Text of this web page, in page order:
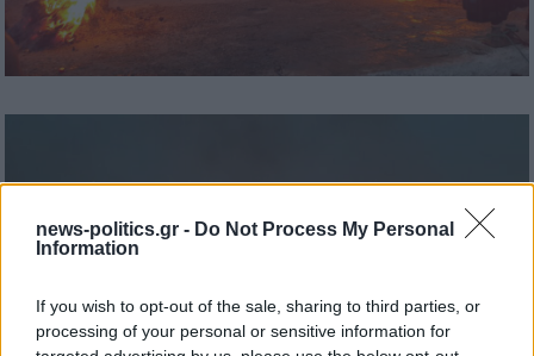
news-politics.gr - Do Not Process My Personal
Information
If you wish to opt-out of the sale, sharing to third parties, or
processing of your personal or sensitive information for